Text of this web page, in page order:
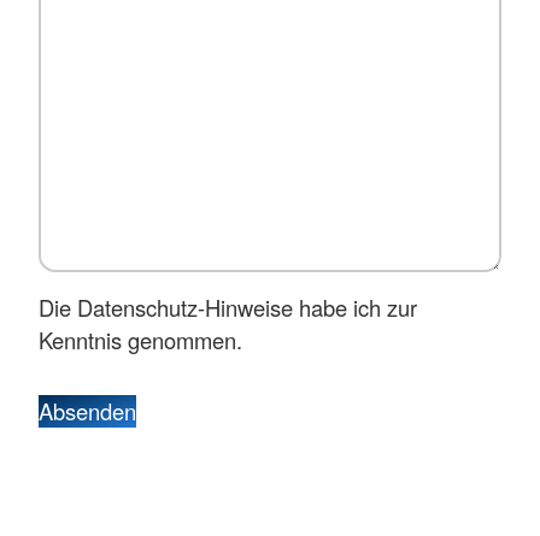
Die Datenschutz-Hinweise habe ich zur
Kenntnis genommen.
Absenden